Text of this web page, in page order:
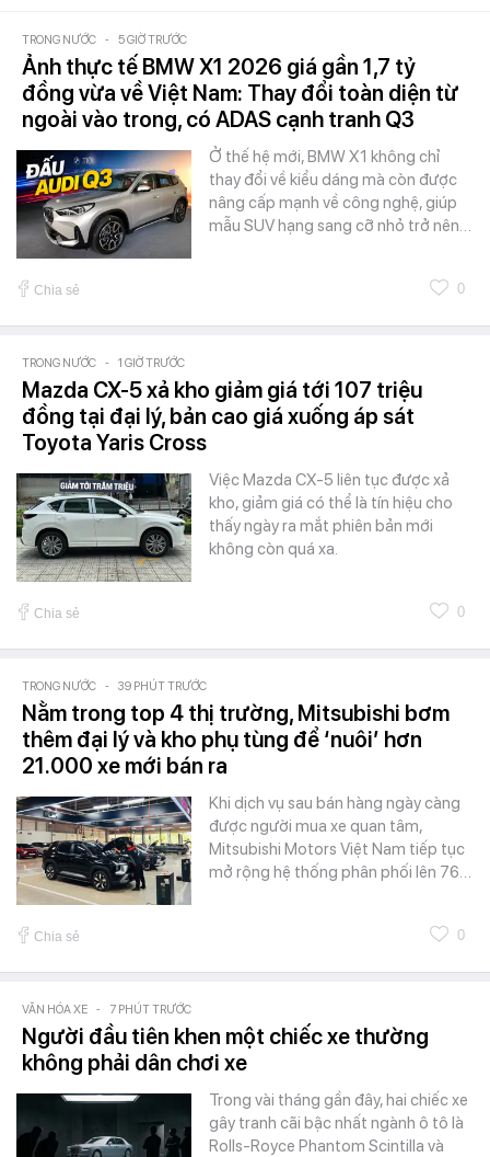
TRONG NƯỚC - 5 GIỜ TRƯỚC
Ảnh thực tế BMW X1 2026 giá gần 1,7 tỷ
đồng vừa về Việt Nam: Thay đổi toàn diện từ
ngoài vào trong, có ADAS cạnh tranh Q3
Ở thế hệ mới, BMW X1 không chỉ
thay đổi về kiểu dáng mà còn được
nâng cấp mạnh về công nghệ, giúp
mẫu SUV hạng sang cỡ nhỏ trở nên…
Chia sẻ 0
TRONG NƯỚC - 1 GIỜ TRƯỚC
Mazda CX-5 xả kho giảm giá tới 107 triệu
đồng tại đại lý, bản cao giá xuống áp sát
Toyota Yaris Cross
Việc Mazda CX-5 liên tục được xả
kho, giảm giá có thể là tín hiệu cho
thấy ngày ra mắt phiên bản mới
không còn quá xa.
Chia sẻ 0
TRONG NƯỚC - 39 PHÚT TRƯỚC
Nằm trong top 4 thị trường, Mitsubishi bơm
thêm đại lý và kho phụ tùng để ‘nuôi’ hơn
21.000 xe mới bán ra
Khi dịch vụ sau bán hàng ngày càng
được người mua xe quan tâm,
Mitsubishi Motors Việt Nam tiếp tục
mở rộng hệ thống phân phối lên 76…
Chia sẻ 0
VĂN HÓA XE - 7 PHÚT TRƯỚC
Người đầu tiên khen một chiếc xe thường
không phải dân chơi xe
Trong vài tháng gần đây, hai chiếc xe
gây tranh cãi bậc nhất ngành ô tô là
Rolls-Royce Phantom Scintilla và